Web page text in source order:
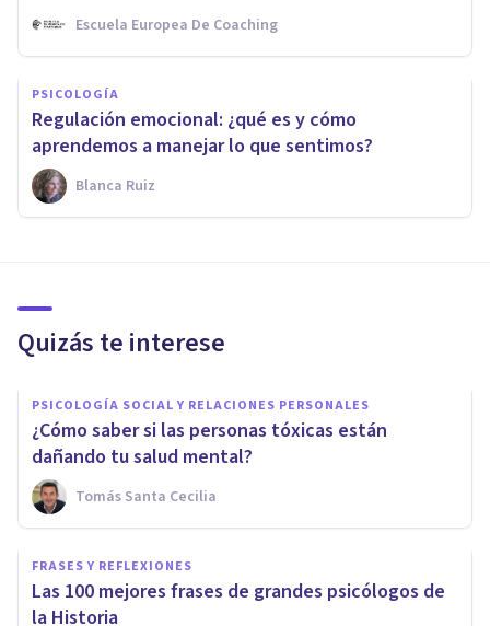
Escuela Europea De Coaching
PSICOLOGÍA
Regulación emocional: ¿qué es y cómo
aprendemos a manejar lo que sentimos?
Blanca Ruiz
Quizás te interese
PSICOLOGÍA SOCIAL Y RELACIONES PERSONALES
¿Cómo saber si las personas tóxicas están
dañando tu salud mental?
Tomás Santa Cecilia
FRASES Y REFLEXIONES
Las 100 mejores frases de grandes psicólogos de
la Historia